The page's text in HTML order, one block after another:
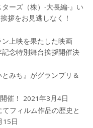
ーズ（株）-大長編-』い
拶をお見逃しなく！
上映を果たした映画
記念特別舞台挨拶開催決
みち』がグランプリ＆
催！
2021年3月4日
フィルム作品の歴史と
15日